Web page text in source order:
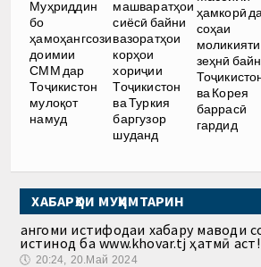
Муҳриддин
бо
ҳамоҳангсози
доимии
СММ дар
Тоҷикистон
мулоқот
намуд
машваратҳои
сиёсӣ байни
вазоратҳои
корҳои
хориҷии
Тоҷикистон
ва Туркия
баргузор
шуданд
ҳамкорӣ
соҳаи
моликияти
зеҳнӣ
ва Корея
баррасӣ
гардид
ХАБАРҲОИ МУҲИМТАРИН
Ҳангоми истифодаи хабару маводи
истинод ба www.khovar.tj ҳатмӣ аст!
🕔 20:24, 20.Май 2024